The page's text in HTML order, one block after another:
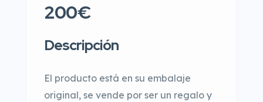
200€
Descripción
El producto está en su embalaje
original, se vende por ser un regalo y